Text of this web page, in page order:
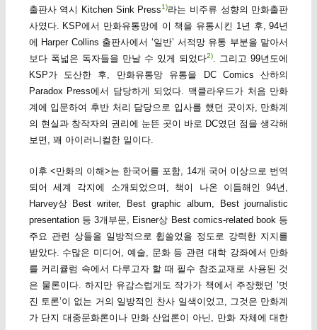
출판사 역시 Kitchen Sink Press1)라는 비주류 성향의 만화출판
사였다. KSP에서 만화유통망에 이 책을 유통시킨 1년 후, 94년
에 Harper Collins 출판사에서 ‘일반’ 서적망 유통 부분을 맡아서
보다 폭넓은 독자들을 만날 수 있게 되었다2)
. 그리고 99년도에
KSP가 도산한 후, 만화유통망 유통을 DC Comics 산하의
Paradox Press에서 담당하게 되었다. 맥클라우드가 처음 만화
계에 입문하여 후반 처리 담당으로 입사를 했던 곳이자, 만화계
의 현실과 창작자의 권리에 눈뜬 곳이 바로 DC였던 점을 생각해
보면, 꽤 아이러니컬한 일이다.
이후 <만화의 이해>는 한국어를 포함, 14개 국어 이상으로 번역
되어 세계 각지에 소개되었으며, 책이 나온 이듬해인 94년,
Harvey상 Best writer, Best graphic album, Best journalistic
presentation 등 3개부문, Eisner상 Best comics-related book 등
주요 관련 상들을 일방적으로 휩쓸었을 정도로 강력한 지지를
받았다. 수많은 미디어, 예술, 문화 등 관련 대학 강좌에서 만화
를 커리큘럼 속에서 다루고자 할 때 필수 참조교재로 사용된 것
은 물론이다. 하지만 유감스럽게도 작가가 책에서 주장했던 ‘멋
진 토론’이 없는 거의 일방적인 찬사 일색이었고, 그것은 만화계
가 단지 대중문화론이나 만화 산업론이 아닌, 만화 자체에 대한